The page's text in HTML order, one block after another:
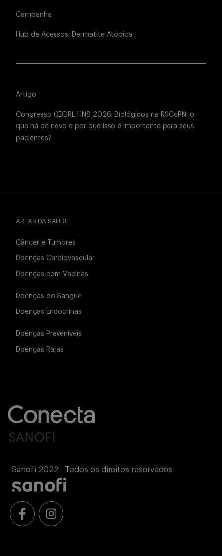
Campanha
Hub de Acessos: Dermatite Atópica
Artigo
Congresso CEORL-HNS 2026: Biológicos na RSCcPN: o
que há de novo e por que isso é importante para seus
pacientes?
ÁREAS DA SAÚDE
Câncer e Tumores
Doenças Cardiovascular
Doenças com Vacinas
Doenças do Sangue
Doenças Endócrinas
Doenças Preveníveis
Doenças Raras
Sanofi 2022 - Todos os direitos reservados